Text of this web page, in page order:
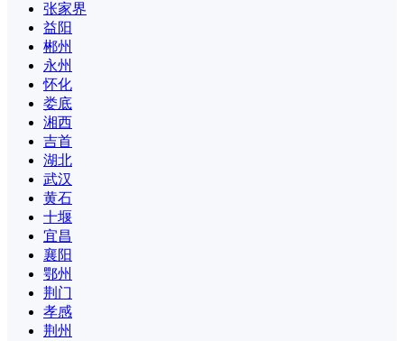
张家界
益阳
郴州
永州
怀化
娄底
湘西
吉首
湖北
武汉
黄石
十堰
宜昌
襄阳
鄂州
荆门
孝感
荆州